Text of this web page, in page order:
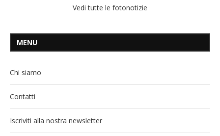
Vedi tutte le fotonotizie
MENU
Chi siamo
Contatti
Iscriviti alla nostra newsletter